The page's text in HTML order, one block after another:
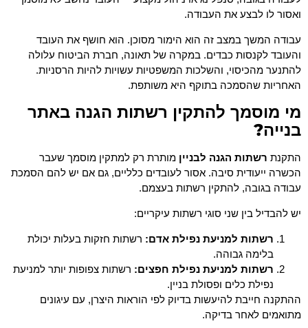
ואסור לו לבצע את העבודה.
עבודה המשך במצב זה הוא הימור מסוכן. הוא חושף את העובד
והעובד לקנסות כבדים. במקרה של תאונה, חברת הביטוח עלולה
להתנער מהכיסוי, והשלכות המשפטיות עשויות להיות הרסניות.
האחריות שהסמכה בתוקף היא משותפת.
מי מוסמך להתקין רשתות הגנה באתר
בנייה?
התקנת רשתות הגנה לבניין מותרת רק למתקין מוסמך שעבר
הכשרה ייעודית סיבה. אסור לעובדים כלליים, גם אם יש להם הסמכת
עבודה בגובה, להתקין רשתות בעצמם.
יש להבדיל בין שני סוגי רשתות עיקריים:
רשתות למניעת נפילת אדם: רשתות חזקות בעלות יכולת
בלימה גבוהה.
רשתות למניעת נפילת חפצים: רשתות צפופות יותר למניעת
נפילת כלים ופסולת בניין.
ההתקנה חייבת להיעשות בדיוק לפי הוראות היצרן, עם עיגונים
מתואמים לאחר בדיקה.